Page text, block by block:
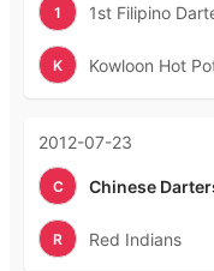
1 1st Filipino
K Kowloon Hot
2012-07-23
C Chinese
R Red Indians